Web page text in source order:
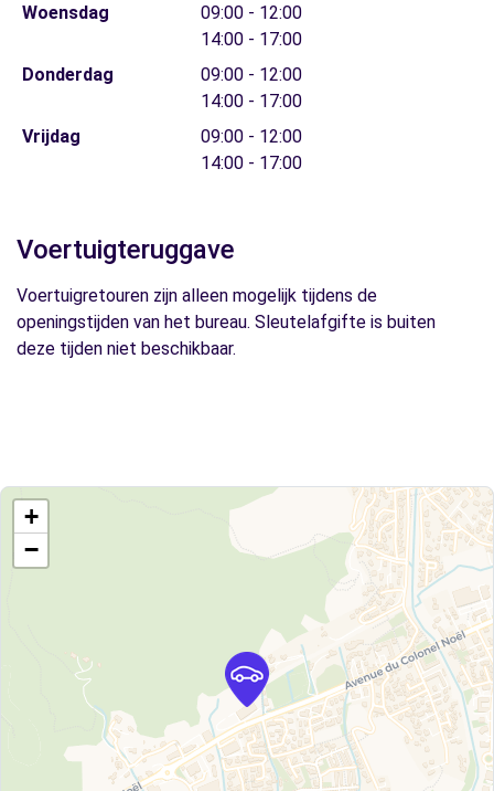
Woensdag
09:00 - 12:00
14:00 - 17:00
Donderdag
09:00 - 12:00
14:00 - 17:00
Vrijdag
09:00 - 12:00
14:00 - 17:00
Voertuigteruggave
Voertuigretouren zijn alleen mogelijk tijdens de
openingstijden van het bureau. Sleutelafgifte is buiten
deze tijden niet beschikbaar.
+
−